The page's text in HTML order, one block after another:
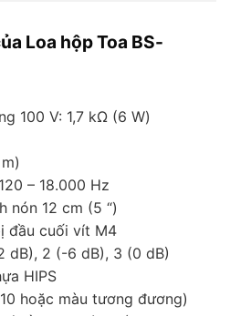
Loa hộp Toa BS-
100 V: 1,7 kΩ (6 W)
– 18.000 Hz
nón 12 cm (5 “)
đầu cuối vít M4
dB), 2 (-6 dB), 3 (0 dB)
HIPS
hoặc màu tương đương)